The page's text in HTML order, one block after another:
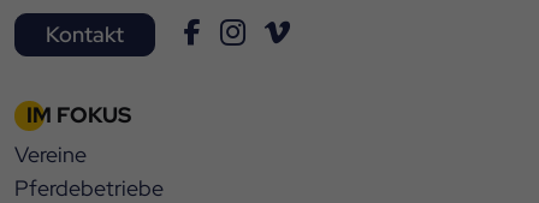
Kontakt
IM FOKUS
Vereine
Pferdebetriebe